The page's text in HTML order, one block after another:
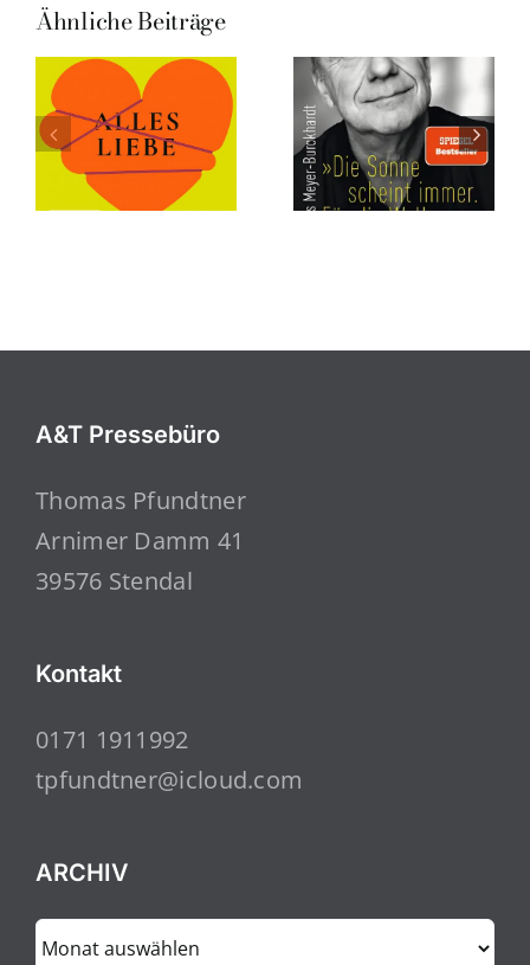
Ähnliche Beiträge
A&T Pressebüro
Thomas Pfundtner
Arnimer Damm 41
39576 Stendal
Kontakt
0171 1911992
tpfundtner@icloud.com
ARCHIV
ARCHIV